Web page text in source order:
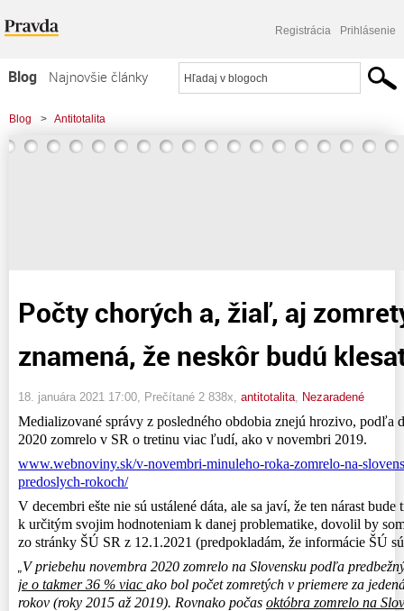
Registrácia Prihlásenie
Blog
Najnovšie články
Najčítanejšie články
Najkomentovanejšie články
Blog > Antitotalita
> Počty chorých a, žiaľ, aj zomretých stúpajú, čo znamená, že neskôr budú
Počty chorých a, žiaľ, aj
znamená, že neskôr budú
18. januára 2021 17:00 , Prečítané 2 838x, antitotalita Nezaradené
Medializované správy z posledného obdobia znejú hrozivo, podľa
2020 zomrelo v SR o tretinu viac ľudí, ako v novembri 2019.
www.webnoviny.sk/v-novembri-minuleho-roka-zomrelo-na-
predoslych-rokoch/
V decembri ešte nie sú ustálené dáta, ale sa javí, že ten nárast
k určitým svojim hodnoteniam k danej problematike, dovolil by
zo stránky ŠÚ SR z 12.1.2021 (predpokladám, že informácie ŠÚ
V priebehu novembra 2020 zomrelo na Slovensku podľa
je o takmer 36 % viac ako bol počet zomretých v priemere za
rokov (roky 2015 až 2019). Rovnako počas októbra zomrelo na